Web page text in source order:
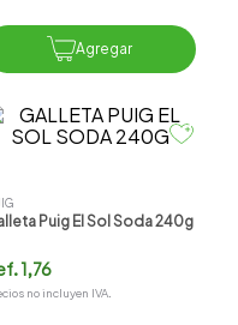
Agregar
Puig El Sol Soda 240g
1,76
no incluyen IVA.